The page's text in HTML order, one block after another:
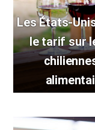
Les États-
le tarif sur